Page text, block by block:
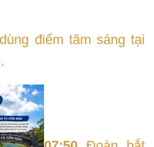
điểm tâm sáng tại